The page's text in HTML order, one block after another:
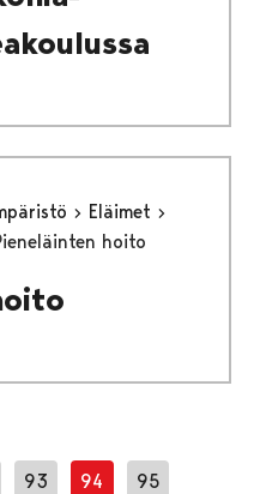
Eläimet
hoito
93 94 95